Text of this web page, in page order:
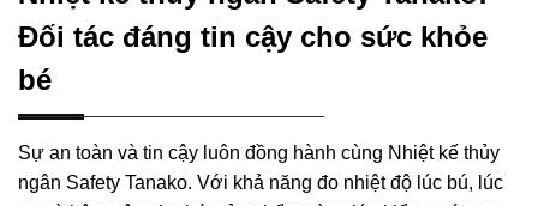
Đối tác đáng tin cậy cho sức khỏe
bé
Sự an toàn và tin cậy luôn đồng hành cùng Nhiệt kế thủy
ngân Safety Tanako. Với khả năng đo nhiệt độ lúc bú, lúc